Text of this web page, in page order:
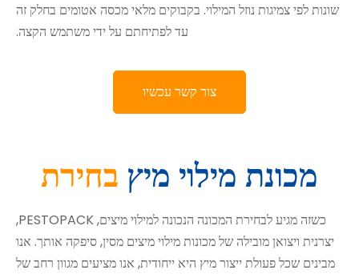
שונות לפי צמיגות נוזל המילוי. בקבוקים מלאי מכסה אטומים בחלק זה
עד לפתיחתם על ידי משתמש הקצה.
צור קשר עכשיו
מכונת מילוי מיץ בחירת
כשזה מגיע לבחירת המכונה הנכונה למילוי מיצים, PESTOPACK,
יצרנית ויצואן מובילה של מכונות מילוי מיצים מסין, סיפקה אותך. אנו
מבינים שכל פעולת ייצור מיץ היא ייחודית, אנו מציעים מגוון רחב של